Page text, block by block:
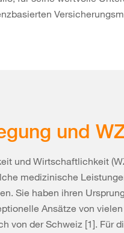
und
und Wirtschaftlichkeit
medizinische
Sie haben ihren
Ansätze von
von der Schweiz [1]. Für